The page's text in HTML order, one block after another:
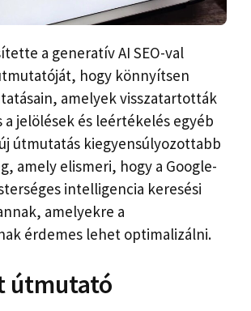
a generatív AI SEO-val
hogy könnyítsen
amelyek visszatartották
a jelölések és leértékelés egyéb
útmutatás kiegyensúlyozottabb
amely elismeri, hogy a Google-
intelligencia keresési
amelyekre a
érdemes lehet optimalizálni.
útmutató